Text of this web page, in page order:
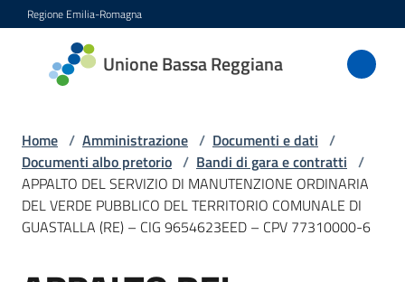
Vai al contenuto
Vai alla navigazione
Vai al footer
Regione Emilia-Romagna
Unione Bassa Reggiana
Unione
Bassa
Amministrazione
Menu selezionato
Home / Amministrazione / Documenti e dati /
Documenti albo pretorio / Bandi di gara e contratti /
APPALTO DEL SERVIZIO DI MANUTENZIONE ORDINARIA
DEL VERDE PUBBLICO DEL TERRITORIO COMUNALE DI
GUASTALLA (RE) – CIG 9654623EED – CPV 77310000-6
Salta al contenuto